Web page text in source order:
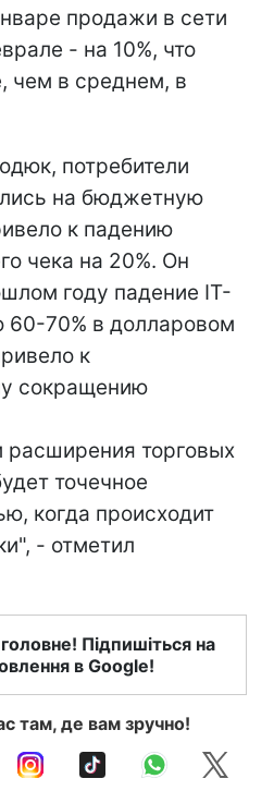
продажи в сети
- на 10%, что
чем в среднем, в
потребители
на бюджетную
к падению
чека на 20%. Он
году падение IT-
60-70% в долларовом
к
сокращению
торговых
точечное
когда происходит
- отметил
Підпишіться на
в Google!
там, де вам зручно!